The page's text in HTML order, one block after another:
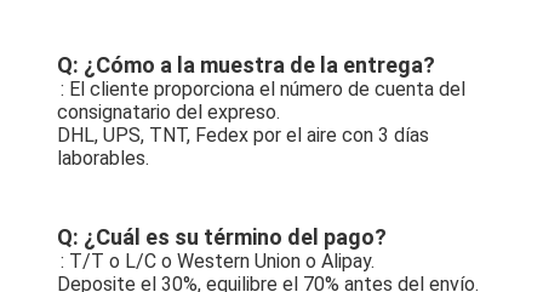
Q: ¿Cómo a la muestra de la entrega?
: El cliente proporciona el número de cuenta del
consignatario del expreso.
DHL, UPS, TNT, Fedex por el aire con 3 días
laborables.
Q: ¿Cuál es su término del pago?
: T/T o L/C o Western Union o Alipay.
Deposite el 30%, equilibre el 70% antes del envío.